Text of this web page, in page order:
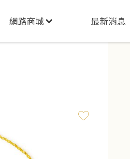
網路商城 最新消息